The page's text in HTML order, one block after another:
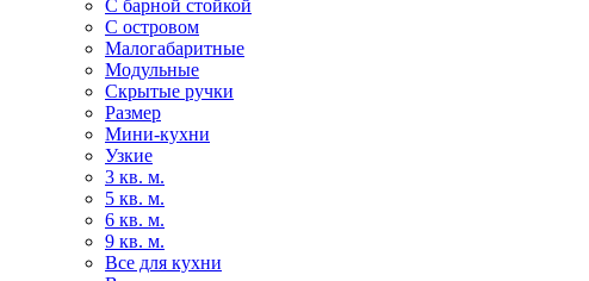
С барной стойкой
С островом
Малогабаритные
Модульные
Скрытые ручки
Размер
Мини-кухни
Узкие
3 кв. м.
5 кв. м.
6 кв. м.
9 кв. м.
Все для кухни